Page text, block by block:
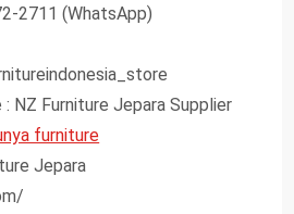
2711 (WhatsApp)
NZ Furniture Jepara Supplier
furniture
Jepara